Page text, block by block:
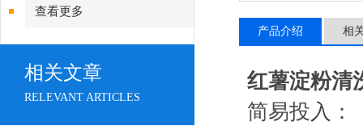
查看更多
相关文章
RELEVANT ARTICLES
产品介绍 相
红薯淀粉清
简易投入：